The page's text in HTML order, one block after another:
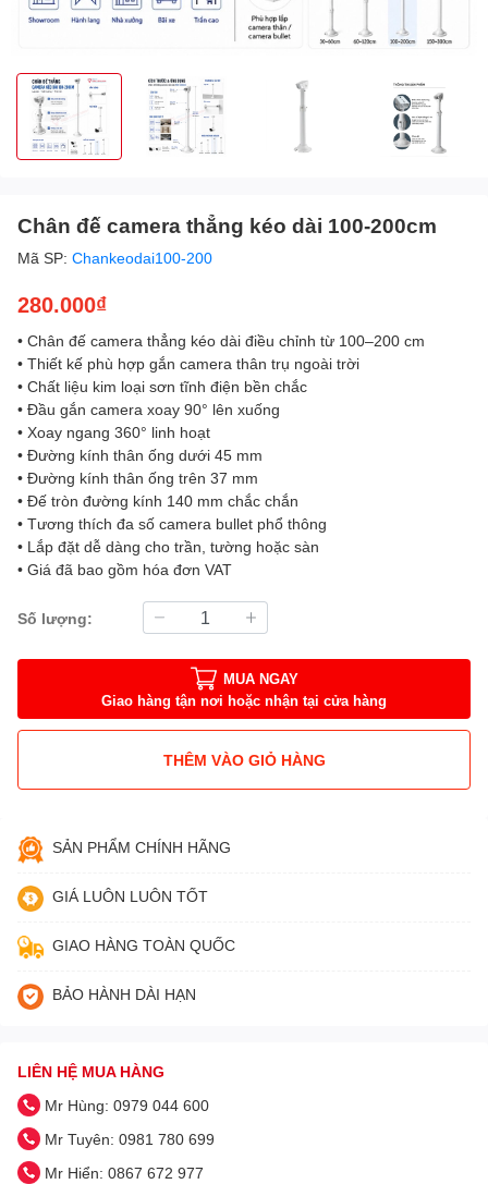
Chân đế camera thẳng kéo dài 100-200cm
Mã SP: Chankeodai100-200
280.000₫
• Chân đế camera thẳng kéo dài điều chỉnh từ 100–200 cm
• Thiết kế phù hợp gắn camera thân trụ ngoài trời
• Chất liệu kim loại sơn tĩnh điện bền chắc
• Đầu gắn camera xoay 90° lên xuống
• Xoay ngang 360° linh hoạt
• Đường kính thân ống dưới 45 mm
• Đường kính thân ống trên 37 mm
• Đế tròn đường kính 140 mm chắc chắn
• Tương thích đa số camera bullet phổ thông
• Lắp đặt dễ dàng cho trần, tường hoặc sàn
• Giá đã bao gồm hóa đơn VAT
Số lượng:
MUA NGAY
Giao hàng tận nơi hoặc nhận tại cửa hàng
THÊM VÀO GIỎ HÀNG
SẢN PHẨM CHÍNH HÃNG
GIÁ LUÔN LUÔN TỐT
GIAO HÀNG TOÀN QUỐC
BẢO HÀNH DÀI HẠN
LIÊN HỆ MUA HÀNG
Mr Hùng: 0979 044 600
Mr Tuyên: 0981 780 699
Mr Hiển: 0867 672 977